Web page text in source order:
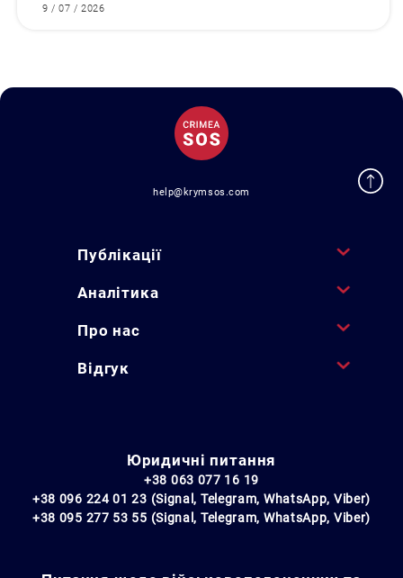
9 / 07 / 2026
help@krymsos.com
Публікації
Аналітика
Про нас
Відгук
Юридичні питання
+38 063 077 16 19
+38 096 224 01 23 (Signal, Telegram, WhatsApp, Viber)
+38 095 277 53 55 (Signal, Telegram, WhatsApp, Viber)